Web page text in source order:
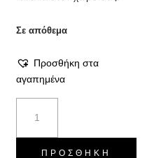
Σε απόθεμα
Προσθήκη στα
αγαπημένα
Visitor
ΠΡΟΣΘΉΚΗ